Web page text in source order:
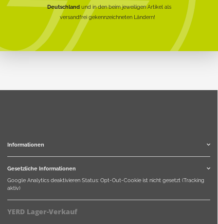
Deutschlandund in den beim jeweiligen Artikel als
versandfrei gekennzeichneten Ländern!
Informationen
Gesetzliche Informationen
Google Analytics deaktivieren Status: Opt-Out-Cookie ist nicht gesetzt (Tracking
aktiv)
YERD Lager-Verkauf